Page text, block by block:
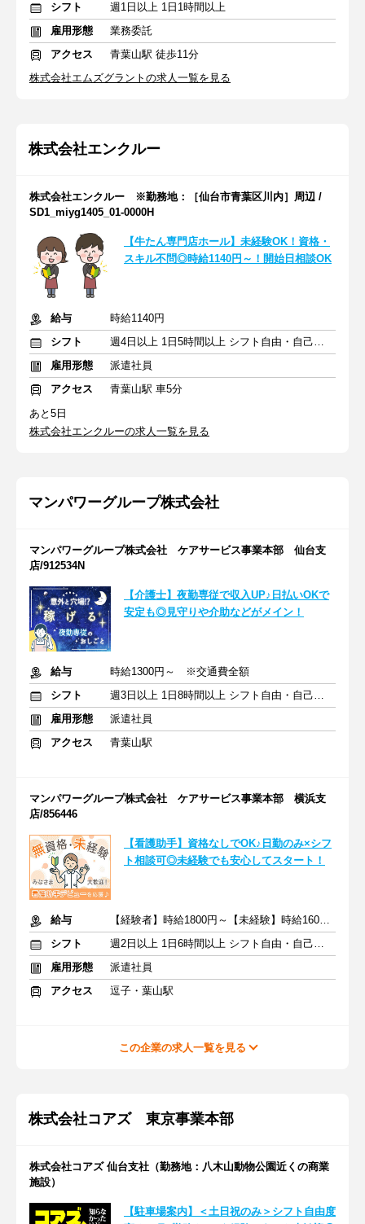
シフト
週1日以上 1日1時間以上
雇用形態
業務委託
アクセス
青葉山駅 徒歩11分
株式会社エムズグラントの求人一覧を見る
株式会社エンクルー
株式会社エンクルー ※勤務地：［仙台市青葉区川内］周辺 /
SD1_miyg1405_01-0000H
【牛たん専門店ホール】未経験OK！資格・
スキル不問◎時給1140円～！開始日相談OK
給与
時給1140円
シフト
週4日以上 1日5時間以上 シフト自由・自己申告
雇用形態
派遣社員
アクセス
青葉山駅 車5分
あと5日
株式会社エンクルーの求人一覧を見る
マンパワーグループ株式会社
マンパワーグループ株式会社 ケアサービス事業本部 仙台支
店/912534N
【介護士】夜勤専従で収入UP♪日払いOKで
安定も◎見守りや介助などがメイン！
給与
時給1300円～ ※交通費全額
シフト
週3日以上 1日8時間以上 シフト自由・自己申告
雇用形態
派遣社員
アクセス
青葉山駅
マンパワーグループ株式会社 ケアサービス事業本部 横浜支
店/856446
【看護助手】資格なしでOK♪日勤のみ×シフ
ト相談可◎未経験でも安心してスタート！
給与
【経験者】時給1800円～【未経験】時給1600円～ ※交通費全額
シフト
週2日以上 1日6時間以上 シフト自由・自己申告
雇用形態
派遣社員
アクセス
逗子・葉山駅
この企業の求人一覧を見る
株式会社コアズ 東京事業本部
株式会社コアズ 仙台支社（勤務地：八木山動物公園近くの商業
施設）
【駐車場案内】＜土日祝のみ＞シフト自由度